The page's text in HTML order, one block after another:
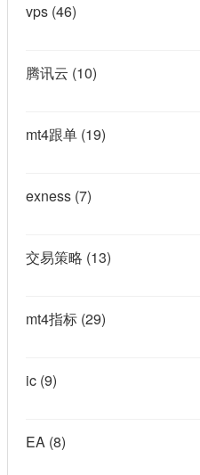
vps (46)
腾讯云 (10)
mt4跟单 (19)
exness (7)
交易策略 (13)
mt4指标 (29)
ic (9)
EA (8)